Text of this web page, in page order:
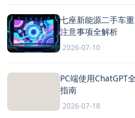
七座新能源二手车
注意事项全解析
2026-07-10
PC端使用ChatGPT
指南
2026-07-18